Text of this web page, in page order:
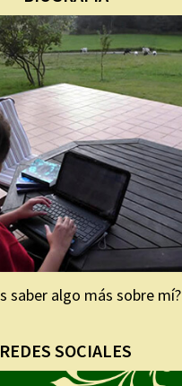
saber algo más sobre mí?
REDES SOCIALES